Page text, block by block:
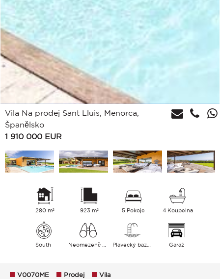
Vila Na prodej Sant Lluis, Menorca,
Španělsko
1 910 000 EUR
280 m² 923 m² 5 Pokoje 4 Koupelna
South Garáž
V0070ME Prodej Vila